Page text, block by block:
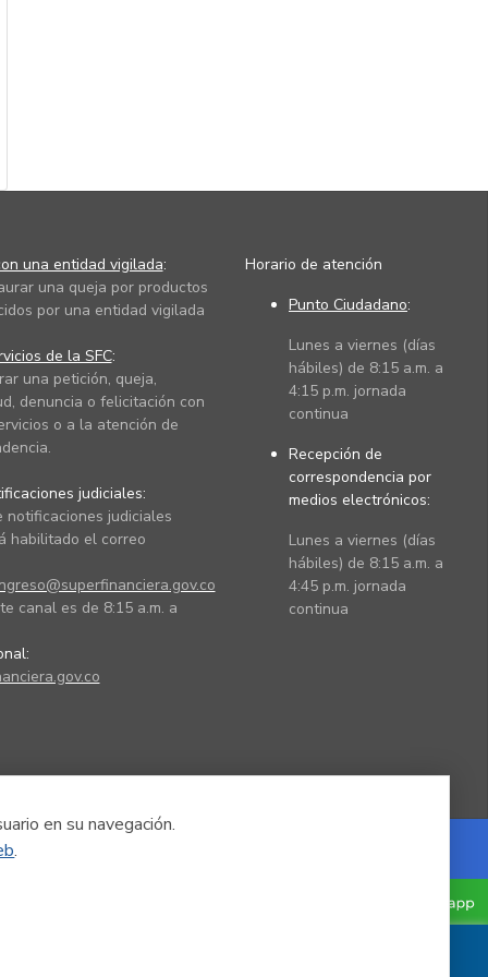
en su navegación.
.
una entidad vigilada:
una queja por productos
por una entidad vigilada
de la SFC:
una petición, queja,
denuncia o felicitación con
o a la atención de
judiciales:
notificaciones judiciales
habilitado el correo
canal es de 8:15 a.m. a
Horario de atención
Punto Ciudadano:
Lunes a viernes (días
hábiles) de 8:15 a.m. a
4:15 p.m. jornada
continua
Recepción de
correspondencia por
medios electrónicos:
Lunes a viernes (días
hábiles) de 8:15 a.m. a
4:45 p.m. jornada
continua
Powered by Nexura